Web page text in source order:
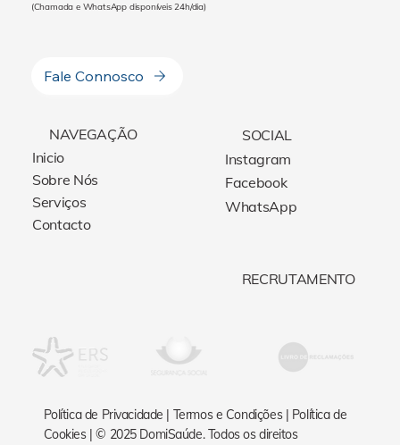
(Chamada e WhatsApp disponíveis 24h/dia)
Política de Privacidade Termos e Condições|
Política de
Cookies| © 2025 DomiSaúde. Todos os direitos
Fale Connosco
NAVEGAÇÃO
Inicio
Sobre Nós
Serviços
Contacto
SOCIAL
Instagram
Facebook
WhatsApp
RECRUTAMENTO